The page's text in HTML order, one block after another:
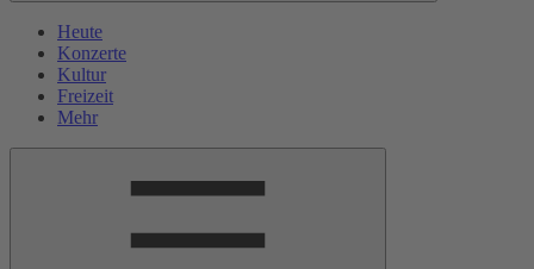
Heute
Konzerte
Kultur
Freizeit
Mehr